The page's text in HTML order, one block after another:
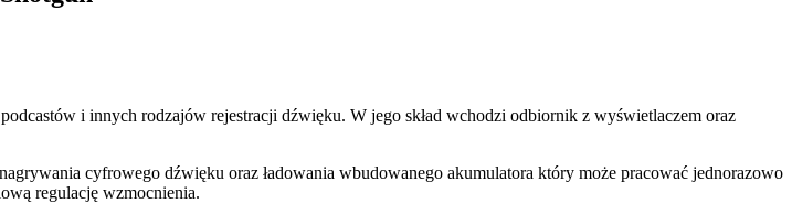
i innych rodzajów rejestracji dźwięku. W jego skład wchodzi odbiornik z wyświetlaczem oraz
cyfrowego dźwięku oraz ładowania wbudowanego akumulatora który może pracować jednorazowo
regulację wzmocnienia.